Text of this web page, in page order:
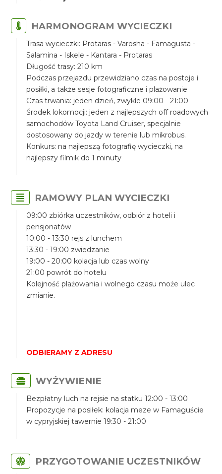
HARMONOGRAM WYCIECZKI
Trasa wycieczki: Protaras - Varosha - Famagusta -
Salamina - Iskele - Kantara - Protaras
Długość trasy: 210 km
Podczas przejazdu przewidziano czas na postoje i
posiłki, a także sesje fotograficzne i plażowanie
Czas trwania: jeden dzień, zwykle 09:00 - 21:00
Środek lokomocji: jeden z najlepszych off roadowych
samochodów Toyota Land Cruiser, specjalnie
dostosowany do jazdy w terenie lub mikrobus.
Konkurs: na najlepszą fotografię wycieczki, na
najlepszy filmik do 1 minuty
RAMOWY PLAN WYCIECZKI
09:00 zbiórka uczestników, odbiór z hoteli i
pensjonatów
10:00 - 13:30 rejs z lunchem
13:30 - 19:00 zwiedzanie
19:00 - 20:00 kolacja lub czas wolny
21:00 powrót do hotelu
Kolejność plażowania i wolnego czasu może ulec
zmianie.
ODBIERAMY Z ADRESU
WYŻYWIENIE
Bezpłatny luch na rejsie na statku 12:00 - 13:00
Propozycje na posiłek: kolacja meze w Famaguście
w cypryjskiej tawernie 19:30 - 21:00
PRZYGOTOWANIE UCZESTNIKÓW